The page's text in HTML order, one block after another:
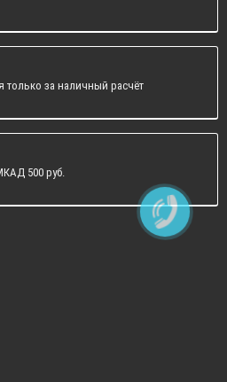
только за наличный расчёт
500 руб.